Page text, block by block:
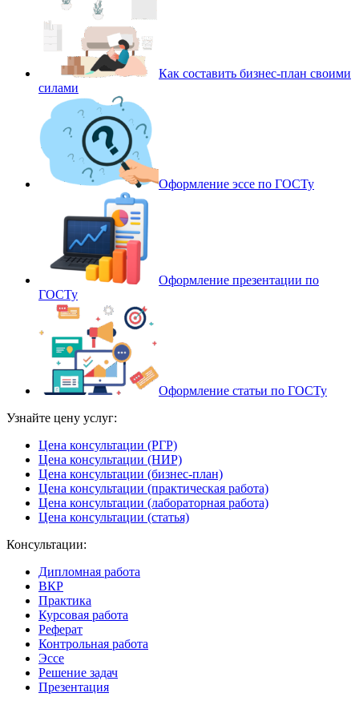
Как составить бизнес-план своими
силами
Оформление эссе по ГОСТу
Оформление презентации по
ГОСТу
Оформление статьи по ГОСТу
Узнайте цену услуг:
Цена консультации (РГР)
Цена консультации (НИР)
Цена консультации (бизнес-план)
Цена консультации (практическая работа)
Цена консультации (лабораторная работа)
Цена консультации (статья)
Консультации:
Дипломная работа
ВКР
Практика
Курсовая работа
Реферат
Контрольная работа
Эссе
Решение задач
Презентация